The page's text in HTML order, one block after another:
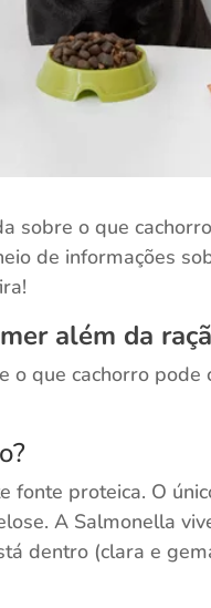
sobre o que
de informações
além da
que cachorro pode
fonte proteica. O
A Salmonella
dentro (clara e